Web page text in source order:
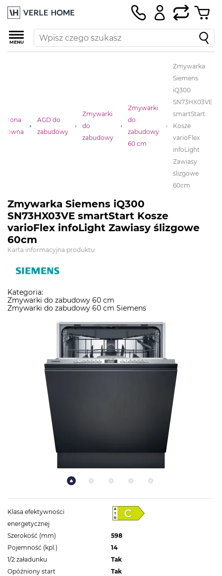
MENU
Strona
główna
AGD do
zabudowy
Zmywarki
do
zabudowy
Zmywarki
do
zabudowy
60 cm
Zmywarka
Siemens
iQ300
SN73HX03VE
smartStart
Kosze
varioFlex
infoLight
Zawiasy
ślizgowe
60cm
Zmywarka Siemens iQ300
SN73HX03VE smartStart Kosze
varioFlex infoLight Zawiasy ślizgowe
60cm
Karta informacyjna produktu
Kategoria:
Zmywarki do zabudowy 60 cm
Zmywarki do zabudowy 60 cm Siemens
Klasa efektywności
energetycznej
Szerokość (mm)
598
Pojemność (kpl.)
14
1/2 załadunku
Tak
Opóźniony start
Tak